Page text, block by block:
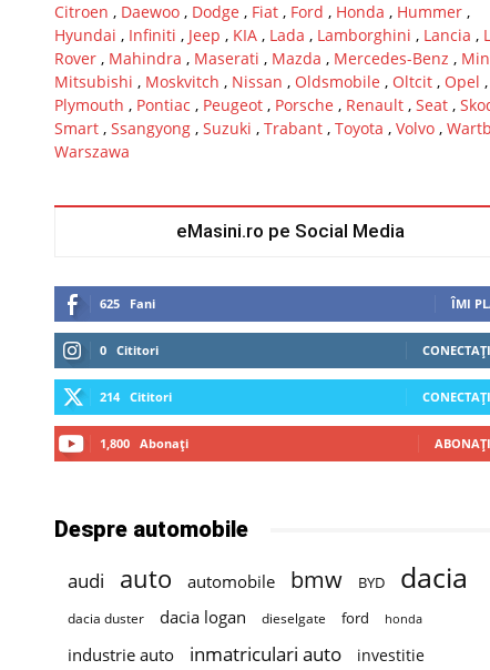
Citroen , Daewoo, Dodge , Fiat, Ford , Honda , Hummer,
Hyundai , Infiniti , Jeep , KIA, Lada , Lamborghini , Lancia ,
Rover, Mahindra , Maserati , Mazda , Mercedes-Benz ,
Mitsubishi , Moskvitch , Nissan , Oldsmobile , Oltcit, Opel ,
Plymouth , Pontiac , Peugeot, Porsche , Renault, Seat,
Smart, Ssangyong, Suzuki , Trabant, Toyota , Volvo,
Warszawa
eMasini.ro pe Social Media
625 Fani ÎMI
0 Cititori
214 Cititori
1,800 Abonați
Despre automobile
audi auto automobile bmw BYD dacia
dacia duster dacia logan dieselgate ford honda
industrie auto inmatriculari auto investitie